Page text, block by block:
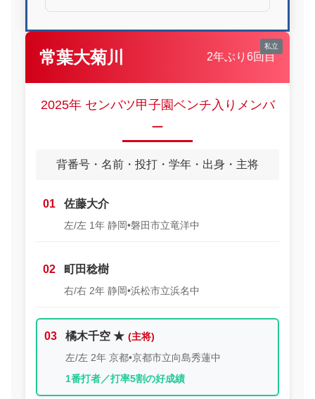
常葉大菊川 2年ぶり6回目
2025年 センバツ甲子園ベンチ入りメンバ
ー
背番号・名前・投打・学年・出身・主将
01 佐藤大介
左/左 1年 静岡•磐田市立竜洋中
02 町田稔樹
右/右 2年 静岡•浜松市立浜名中
03 橘木千空 ★
左/左 2年 京都•京都市立向島秀蓮中
1番打者／打率5割の好成績